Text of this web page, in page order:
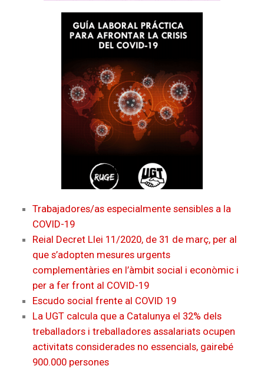
Trabajadores/as especialmente sensibles a la
COVID-19
Reial Decret Llei 11/2020, de 31 de març, per al
que s’adopten mesures urgents
complementàries en l’àmbit social i econòmic i
per a fer front al COVID-19
Escudo social frente al COVID 19
La UGT calcula que a Catalunya el 32% dels
treballadors i treballadores assalariats ocupen
activitats considerades no essencials, gairebé
900.000 persones